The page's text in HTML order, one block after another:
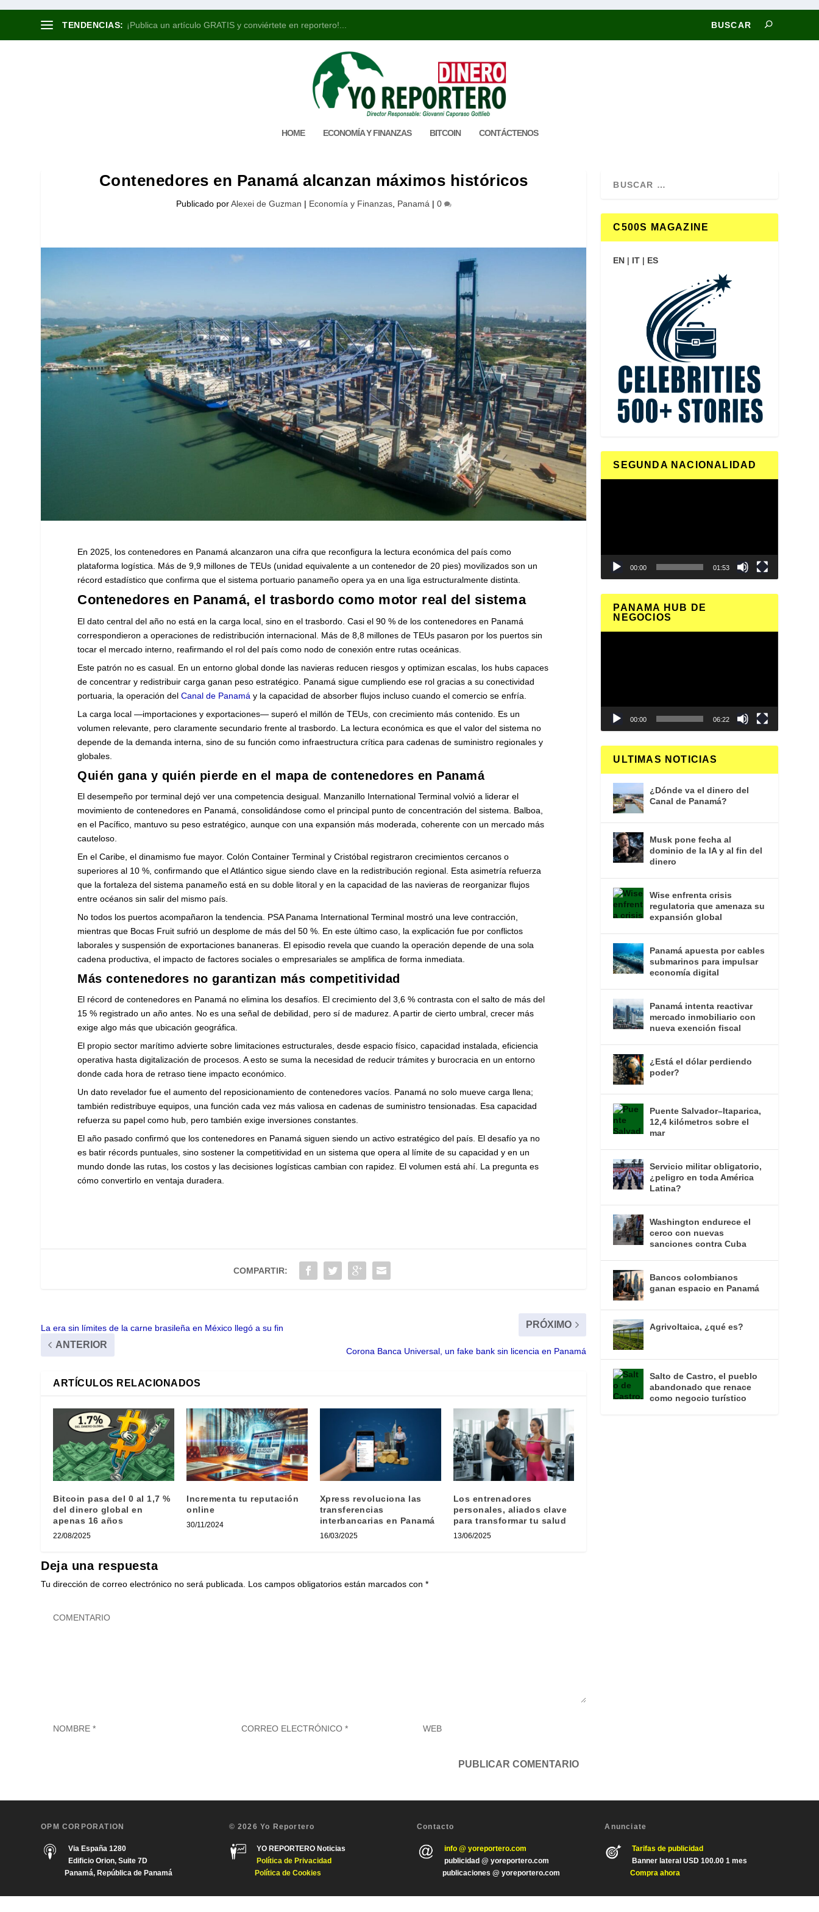
TENDENCIAS: ¡Publica un artículo GRATIS y conviértete en reportero!...
HOME ECONOMÍA Y FINANZAS BITCOIN CONTÁCTENOS
Contenedores en Panamá alcanzan máximos históricos
Publicado porAlexei de Guzman | Economía y Finanzas, Panamá | 0
En 2025, los contenedores en Panamá alcanzaron una cifra que reconfigura la lectura económica del país como
plataforma logística. Más de 9,9 millones de TEUs (unidad equivalente a un contenedor de 20 pies) movilizados son un
récord estadístico que confirma que el sistema portuario panameño opera ya en una liga estructuralmente distinta.
Contenedores en Panamá, el trasbordo como motor real del sistema
El dato central del año no está en la carga local, sino en el trasbordo. Casi el 90 % de los contenedores en Panamá
correspondieron a operaciones de redistribución internacional. Más de 8,8 millones de TEUs pasaron por los puertos sin
tocar el mercado interno, reafirmando el rol del país como nodo de conexión entre rutas oceánicas.
Este patrón no es casual. En un entorno global donde las navieras reducen riesgos y optimizan escalas, los hubs capaces
de concentrar y redistribuir carga ganan peso estratégico. Panamá sigue cumpliendo ese rol gracias a su conectividad
portuaria, la operación delCanal de Panamá y la capacidad de absorber flujos incluso cuando el comercio se enfría.
La carga local —importaciones y exportaciones— superó el millón de TEUs, con crecimiento más contenido. Es un
volumen relevante, pero claramente secundario frente al trasbordo. La lectura económica es que el valor del sistema no
depende de la demanda interna, sino de su función como infraestructura crítica para cadenas de suministro regionales y
globales.
Quién gana y quién pierde en el mapa de contenedores en Panamá
El desempeño por terminal dejó ver una competencia desigual. Manzanillo International Terminal volvió a liderar el
movimiento de contenedores en Panamá, consolidándose como el principal punto de concentración del sistema. Balboa,
en el Pacífico, mantuvo su peso estratégico, aunque con una expansión más moderada, coherente con un mercado más
cauteloso.
En el Caribe, el dinamismo fue mayor. Colón Container Terminal y Cristóbal registraron crecimientos cercanos o
superiores al 10 %, confirmando que el Atlántico sigue siendo clave en la redistribución regional. Esta asimetría refuerza
que la fortaleza del sistema panameño está en su doble litoral y en la capacidad de las navieras de reorganizar flujos
entre océanos sin salir del mismo país.
No todos los puertos acompañaron la tendencia. PSA Panama International Terminal mostró una leve contracción,
mientras que Bocas Fruit sufrió un desplome de más del 50 %. En este último caso, la explicación fue por conflictos
laborales y suspensión de exportaciones bananeras. El episodio revela que cuando la operación depende de una sola
cadena productiva, el impacto de factores sociales o empresariales se amplifica de forma inmediata.
Más contenedores no garantizan más competitividad
El récord de contenedores en Panamá no elimina los desafíos. El crecimiento del 3,6 % contrasta con el salto de más del
15 % registrado un año antes. No es una señal de debilidad, pero sí de madurez. A partir de cierto umbral, crecer más
exige algo más que ubicación geográfica.
El propio sector marítimo advierte sobre limitaciones estructurales, desde espacio físico, capacidad instalada, eficiencia
operativa hasta digitalización de procesos. A esto se suma la necesidad de reducir trámites y burocracia en un entorno
donde cada hora de retraso tiene impacto económico.
Un dato revelador fue el aumento del reposicionamiento de contenedores vacíos. Panamá no solo mueve carga llena;
también redistribuye equipos, una función cada vez más valiosa en cadenas de suministro tensionadas. Esa capacidad
refuerza su papel como hub, pero también exige inversiones constantes.
El año pasado confirmó que los contenedores en Panamá siguen siendo un activo estratégico del país. El desafío ya no
es batir récords puntuales, sino sostener la competitividad en un sistema que opera al límite de su capacidad y en un
mundo donde las rutas, los costos y las decisiones logísticas cambian con rapidez. El volumen está ahí. La pregunta es
cómo convertirlo en ventaja duradera.
COMPARTIR:
La era sin límites de la carne brasileña en México llegó a su fin
ANTERIOR
PRÓXIMO
Corona Banca Universal, un fake bank sin licencia en Panamá
ARTÍCULOS RELACIONADOS
Bitcoin pasa del 0 al 1,7 %
del dinero global en
apenas 16 años
22/08/2025
Incrementa tu reputación
online
30/11/2024
Xpress revoluciona las
transferencias
interbancarias en Panamá
16/03/2025
Los entrenadores
personales, aliados clave
para transformar tu salud
13/06/2025
Deja una respuesta
Tu dirección de correo electrónico no será publicada. Los campos obligatorios están marcados con*
C500S MAGAZINE
EN | IT | ES
SEGUNDA NACIONALIDAD
00:00 01:53
PANAMA HUB DE
NEGOCIOS
00:00 06:22
ULTIMAS NOTICIAS
¿Dónde va el dinero del
Canal de Panamá?
Musk pone fecha al
dominio de la IA y al fin del
dinero
Wise enfrenta crisis
regulatoria que amenaza su
expansión global
Panamá apuesta por cables
submarinos para impulsar
economía digital
Panamá intenta reactivar
mercado inmobiliario con
nueva exención fiscal
¿Está el dólar perdiendo
poder?
Puente Salvador–Itaparica,
12,4 kilómetros sobre el
mar
Servicio militar obligatorio,
¿peligro en toda América
Latina?
Washington endurece el
cerco con nuevas
sanciones contra Cuba
Bancos colombianos
ganan espacio en Panamá
Agrivoltaica, ¿qué es?
Salto de Castro, el pueblo
abandonado que renace
como negocio turístico
OPM CORPORATION
Via España 1280
Edificio Orion, Suite 7D
Panamá, República de Panamá
© 2026 Yo Reportero
YO REPORTERO Noticias
Política de Privacidad
Política de Cookies
Contacto
info @ yoreportero.com
publicidad @ yoreportero.com
publicaciones @ yoreportero.com
Anunciate
Tarifas de publicidad
Banner lateral USD 100.00 1 mes
Compra ahora